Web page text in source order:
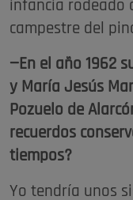
infancia rodeado
campestre del
—En el año 1962
y María Jesús
Pozuelo de
recuerdos
tiempos?
Yo tendría unos